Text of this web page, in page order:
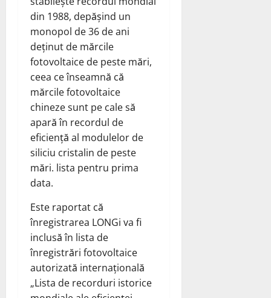
din 1988, depășind un
monopol de 36 de ani
deținut de mărcile
fotovoltaice de peste mări,
ceea ce înseamnă că
mărcile fotovoltaice
chineze sunt pe cale să
apară în recordul de
eficiență al modulelor de
siliciu cristalin de peste
mări. lista pentru prima
data.
Este raportat că
înregistrarea LONGi va fi
inclusă în lista de
înregistrări fotovoltaice
autorizată internațională
„Lista de recorduri istorice